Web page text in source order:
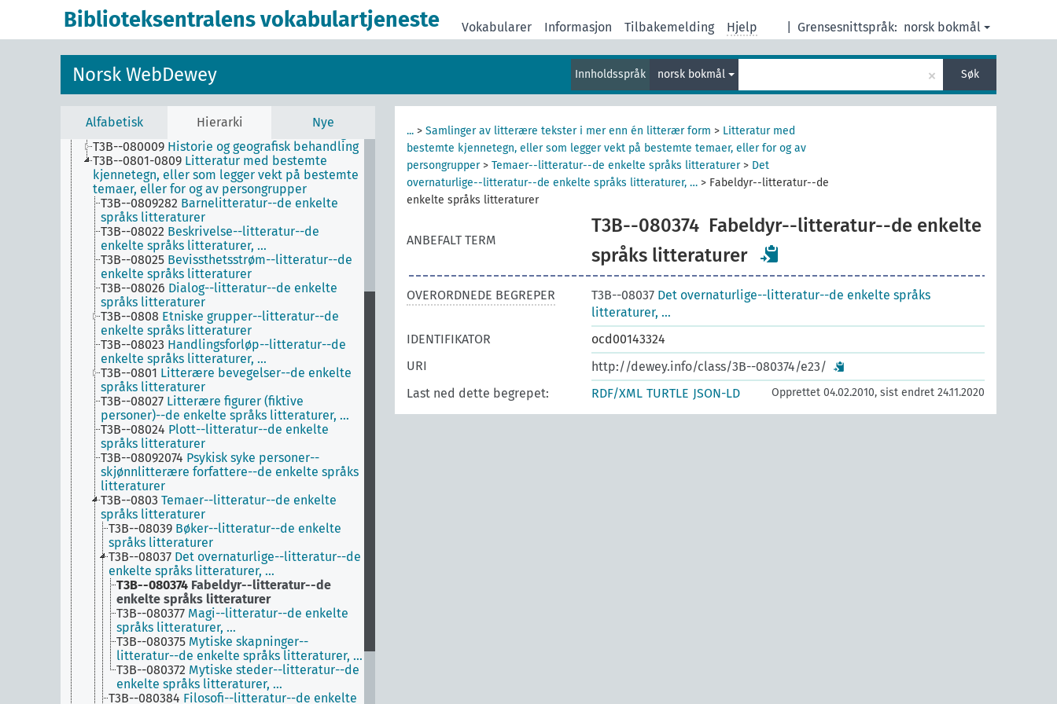
Biblioteksentralens vokabulartjeneste Grensesnittspråk: norsk bokmål
Vokabularer Informasjon Tilbakemelding Hjelp
Norsk WebDewey Innholdsspråk norsk bokmål × Søk
Alfabetisk Hierarki Nye
av eller om mer enn én forfatter
av verker i mer enn én litterær form
Samlinger av litterære tekster i mer enn
én litterær form
T3B--08001-08009
Bestemte perioder
Generell forminndeling
T3B--080009 Historie og geografisk behandling
T3B--0801-0809 Litteratur med bestemte
kjennetegn, eller som legger vekt på bestemte
temaer, eller for og av persongrupper
T3B--0809282 Barnelitteratur--de enkelte
språks litteraturer
T3B--08022 Beskrivelse--litteratur--de
enkelte språks litteraturer, …
T3B--08025 Bevissthetsstrøm--litteratur--de
enkelte språks litteraturer
T3B--08026 Dialog--litteratur--de enkelte
språks litteraturer
T3B--0808 Etniske grupper--litteratur--de
enkelte språks litteraturer
T3B--08023 Handlingsforløp--litteratur--de
enkelte språks litteraturer, …
T3B--0801 Litterære bevegelser--de enkelte
språks litteraturer
T3B--08027 Litterære figurer (fiktive
personer)--de enkelte språks litteraturer, …
T3B--08024 Plott--litteratur--de enkelte
språks litteraturer
T3B--08092074 Psykisk syke personer--
skjønnlitterære forfattere--de enkelte språks
litteraturer
T3B--0803 Temaer--litteratur--de enkelte
språks litteraturer
T3B--08039 Bøker--litteratur--de enkelte
språks litteraturer
T3B--08037 Det overnaturlige--litteratur--de
enkelte språks litteraturer, …
T3B--080374 Fabeldyr--litteratur--de
enkelte språks litteraturer
T3B--080377 Magi--litteratur--de enkelte
språks litteraturer, …
T3B--080375 Mytiske skapninger--
litteratur--de enkelte språks litteraturer, …
T3B--080372 Mytiske steder--litteratur--de
enkelte språks litteraturer, …
T3B--080384 Filosofi--litteratur--de enkelte
... > Samlinger av litterære tekster i mer enn én litterær form > Litteratur med
bestemte kjennetegn, eller som legger vekt på bestemte temaer, eller for og av
persongrupper> Temaer--litteratur--de enkelte språks litteraturer> Det
overnaturlige--litteratur--de enkelte språks litteraturer, … > Fabeldyr--litteratur--de
enkelte språks litteraturer
ANBEFALT TERM
T3B--080374 Fabeldyr--litteratur--de enkelte
språks litteraturer
OVERORDNEDE BEGREPER T3B--08037 Det overnaturlige--litteratur--de enkelte språks
litteraturer, …
IDENTIFIKATOR
ocd00143324
URI
http://dewey.info/class/3B--080374/e23/
Last ned dette begrepet:
RDF/XML TURTLE JSON-LD Opprettet 04.02.2010, sist endret 24.11.2020